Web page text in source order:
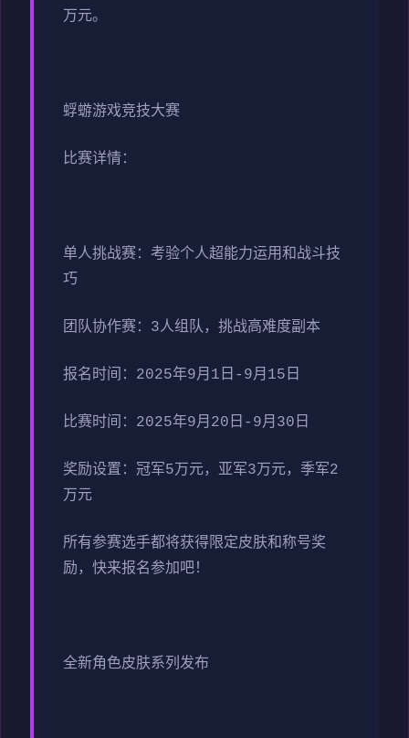
万元。
蜉蝣游戏竞技大赛
比赛详情：
单人挑战赛：考验个人超能力运用和战斗技
巧
团队协作赛：3人组队，挑战高难度副本
报名时间：2025年9月1日-9月15日
比赛时间：2025年9月20日-9月30日
奖励设置：冠军5万元，亚军3万元，季军2
万元
所有参赛选手都将获得限定皮肤和称号奖
励，快来报名参加吧！
全新角色皮肤系列发布